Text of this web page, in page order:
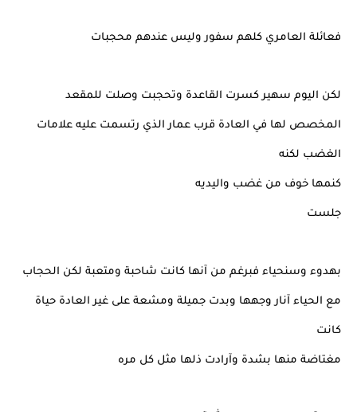
فعائلة العامري كلهم سفور وليس عندهم محجبات
لكن اليوم سهير كسرت القاعدة وتحجبت وصلت للمقعد
المخصص لها في العادة قرب عمار الذي رتسمت عليه علامات
الغضب لكنه
كنمها خوف من غضب واليديه
جلست
بهدوء وسنحياء فبرغم من آنها كانت شاحبة ومتعبة لكن الحجاب
مع الحياء آنار وجهها وبدت جميلة ومشعة على غير العادة حياة
كانت
مغتاضة منها بشدة وآرادت ذلها مثل كل مره